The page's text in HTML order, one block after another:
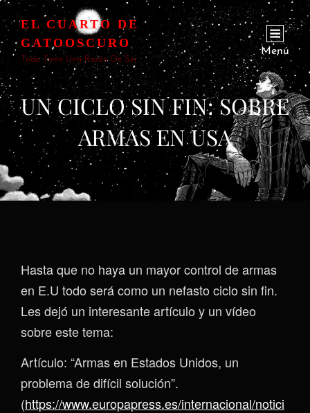
EL CUARTO DE
GATOOSCURO
Todo Tiene Una Razón De Ser
Menú
UN CICLO SIN FIN: SOBRE
ARMAS EN USA
Hasta que no haya un mayor control de armas
en E.U todo será como un nefasto ciclo sin fin.
Les dejó un interesante artículo y un vídeo
sobre este tema:
Artículo: “Armas en Estados Unidos, un
problema de difícil solución”.
(https://www.europapress.es/internacional/notici